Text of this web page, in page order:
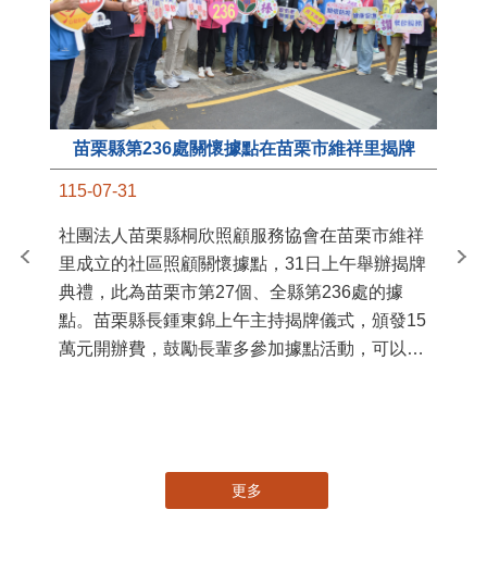
苗栗縣第236處關懷據點在苗栗市維祥里揭牌
115-07-31
社團法人苗栗縣桐欣照顧服務協會在苗栗市維祥
里成立的社區照顧關懷據點，31日上午舉辦揭牌
典禮，此為苗栗市第27個、全縣第236處的據
點。苗栗縣長鍾東錦上午主持揭牌儀式，頒發15
萬元開辦費，鼓勵長輩多參加據點活動，可以更
苗
更多